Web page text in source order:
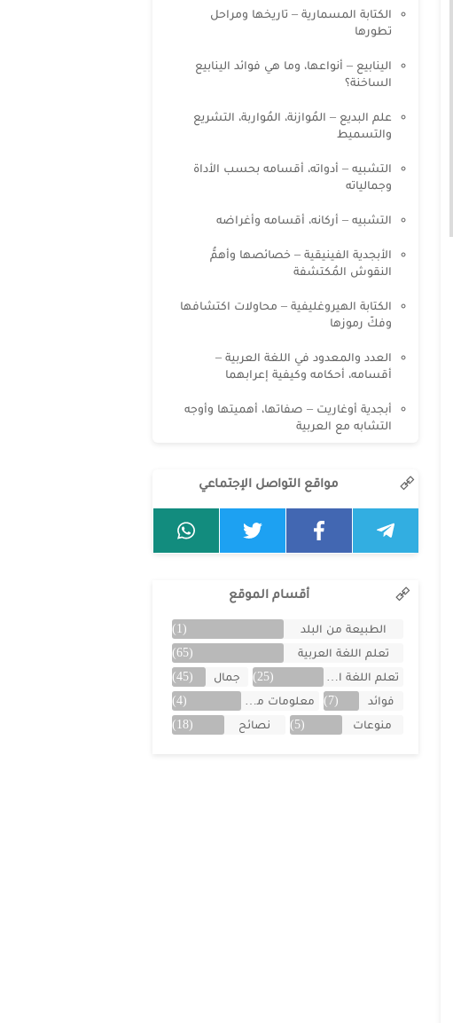
الكتابة المسمارية – تاريخها ومراحل
تطورها
الينابيع – أنواعها، وما هي فوائد الينابيع
الساخنة؟
علم البديع – المُوازنة، المُواربة، التشريع
والتسميط
التشبيه – أدواته، أقسامه بحسب الأداة
وجمالياته
التشبيه – أركانه، أقسامه وأغراضه
الأبجدية الفينيقية – خصائصها وأهمُّ
النقوش المُكتشفة
الكتابة الهيروغليفية – محاولات اكتشافها
وفكّ رموزها
العدد والمعدود في اللغة العربية –
أقسامه، أحكامه وكيفية إعرابهما
أبجدية أوغاريت – صفاتها، أهميتها وأوجه
التشابه مع العربية
مواقع التواصل الإجتماعي
أقسام الموقع
الطبيعة من البلد
(1)
تعلم اللغة العربية
(65)
تعلم اللغة الفرنسية
(25) جمال
(45)
فوائد
(7) معلومات من البلد
(4)
منوعات
(5) نصائح (18)